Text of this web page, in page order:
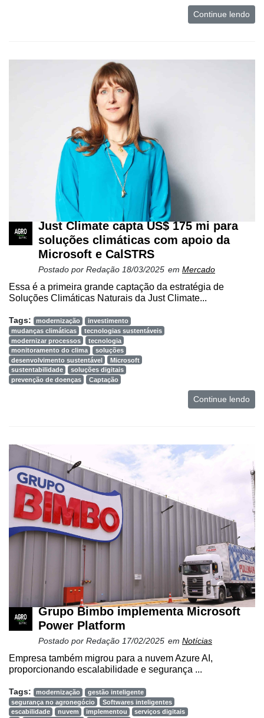
se
Minha
conta
Continue lendo
Just Climate capta US$ 175 mi para
soluções climáticas com apoio da
Microsoft e CalSTRS
Postado por Redação 18/03/2025 em Mercado
Essa é a primeira grande captação da estratégia de
Soluções Climáticas Naturais da Just Climate...
Tags: modernização
investimento
mudanças climáticas
tecnologias sustentáveis
modernizar processos
tecnologia
monitoramento do clima
soluções
desenvolvimento sustentável
Microsoft
sustentabilidade
soluções digitais
prevenção de doenças
Captação
Continue lendo
Grupo Bimbo implementa Microsoft
Power Platform
Postado por Redação 17/02/2025 em Notícias
Empresa também migrou para a nuvem Azure AI,
proporcionando escalabilidade e segurança ...
Tags: modernização
gestão inteligente
segurança no agronegócio
Softwares inteligentes
escabilidade
nuvem implementou
serviços digitais